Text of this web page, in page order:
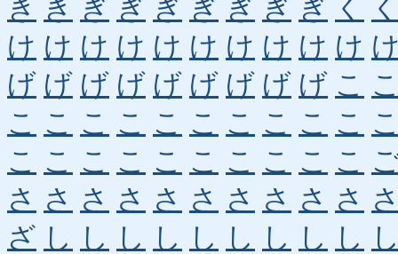
き き ぎ ぎ ぎ ぎ ぎ ぎ ぎ く
け け け け け け け け け け
げ げ げ げ げ げ げ げ げ こ
こ こ こ こ こ こ こ こ こ こ
こ こ こ こ こ こ こ こ こ こ
さ さ さ さ さ さ さ さ さ さ
ざ し し し し し し し し し